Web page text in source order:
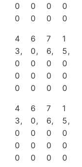
0
0
0
0
0
0
0
0
4
3,
0
0
0
6
0,
0
0
0
7
6,
0
0
0
1
5,
0
0
0
4
3,
0
0
0
6
0,
0
0
0
7
6,
0
0
0
1
5,
0
0
0